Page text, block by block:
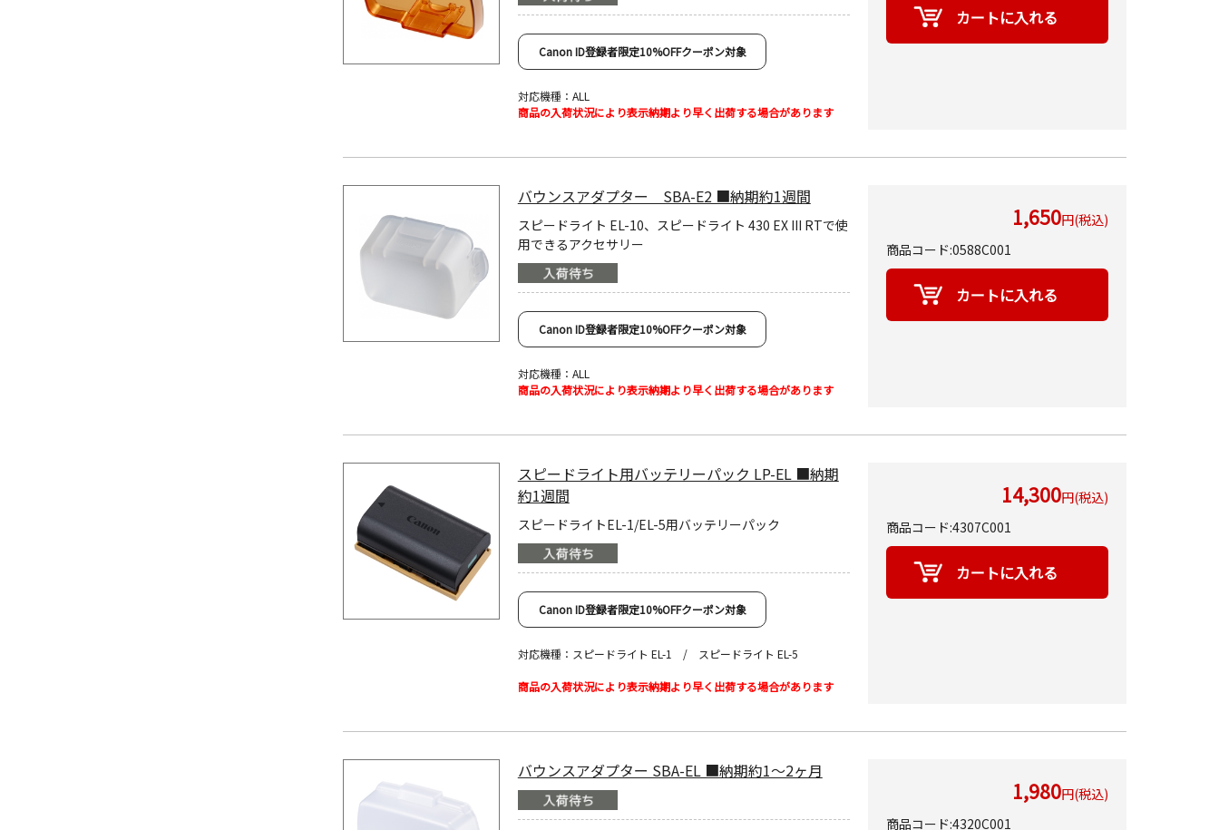
Canon ID登録者限定10%OFFクーポン対象
対応機種：ALL
商品の入荷状況により表示納期より早く出荷する場合があります
バウンスアダプター SBA-E2 ■納期約1週間
スピードライト EL-10、スピードライト 430 EX III RTで使
用できるアクセサリー
Canon ID登録者限定10%OFFクーポン対象
対応機種：ALL
商品の入荷状況により表示納期より早く出荷する場合があります
1,650円(税込)
商品コード:0588C001
スピードライト用バッテリーパック LP-EL ■納期
約1週間
スピードライトEL-1/EL-5用バッテリーパック
Canon ID登録者限定10%OFFクーポン対象
対応機種：スピードライト EL-1 / スピードライト EL-5
商品の入荷状況により表示納期より早く出荷する場合があります
14,300円(税込)
商品コード:4307C001
バウンスアダプター SBA-EL ■納期約1～2ヶ月
1,980円(税込)
商品コード:4320C001